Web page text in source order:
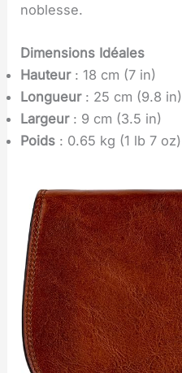
noblesse.
Dimensions Idéales
Hauteur: 18 cm (7 in)
Longueur: 25 cm (9.8 in)
Largeur: 9 cm (3.5 in)
Poids : 0.65 kg (1 lb 7 oz)